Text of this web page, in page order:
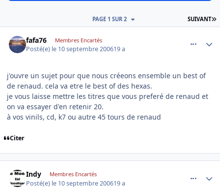
SUIVANT
PAGE 1 SUR 2
fafa76 Membres Encartés
Posté(e) le 10 septembre 200619 a
j'ouvre un sujet pour que nous créeons ensemble un best of
de renaud. cela va etre le best of des hexas.
je vous laisse mettre les titres que vous preferé de renaud et
on va essayer d'en retenir 20.
à vos vinils, cd, k7 ou autre 45 tours de renaud
Citer
Indy Membres Encartés
Posté(e) le 10 septembre 200619 a